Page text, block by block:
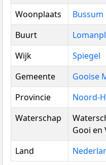
Woonplaats
Bussum
Buurt
Wijk
Spiegel
Gemeente
Gooise
Provincie
Noord-
Waterschap
Gooi en
Land